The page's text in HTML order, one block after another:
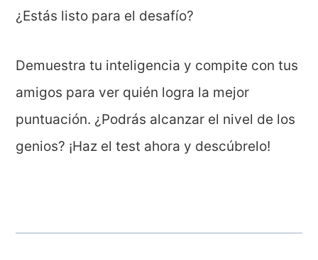
¿Estás listo para el desafío?
Demuestra tu inteligencia y compite con tus
amigos para ver quién logra la mejor
puntuación. ¿Podrás alcanzar el nivel de los
genios? ¡Haz el test ahora y descúbrelo!